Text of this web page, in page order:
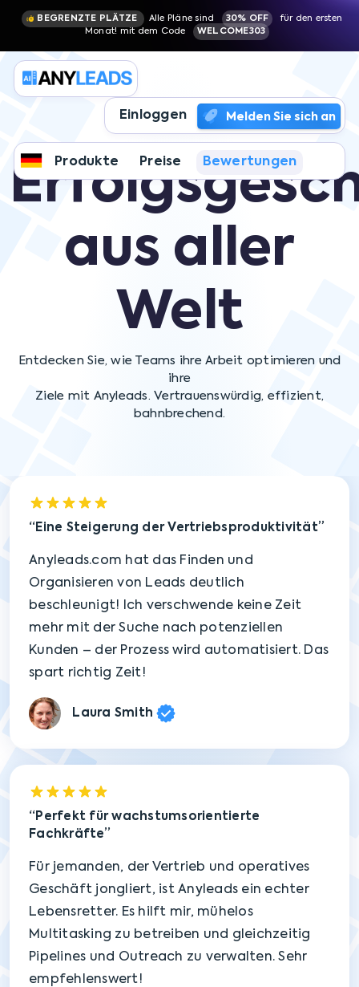
BEGRENZTE PLÄTZE Alle Pläne sind 30% OFF
für den ersten
Monat! mit dem Code
WELCOME303
Einloggen Melden Sie sich an
Produkte Preise Bewertungen
aus aller
Welt
Entdecken Sie, wie Teams ihre Arbeit optimieren und
ihre
Ziele mit Anyleads. Vertrauenswürdig, effizient,
bahnbrechend.
Eine Steigerung der Vertriebsproduktivität
Anyleads.com hat das Finden und
Organisieren von Leads deutlich
beschleunigt! Ich verschwende keine Zeit
mehr mit der Suche nach potenziellen
Kunden – der Prozess wird automatisiert. Das
spart richtig Zeit!
Laura Smith
Perfekt für wachstumsorientierte
Fachkräfte
Für jemanden, der Vertrieb und operatives
Geschäft jongliert, ist Anyleads ein echter
Lebensretter. Es hilft mir, mühelos
Multitasking zu betreiben und gleichzeitig
Pipelines und Outreach zu verwalten. Sehr
empfehlenswert!